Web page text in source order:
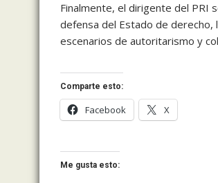
Finalmente, el dirigente del PRI
defensa del Estado de
escenarios de autoritarismo y
Comparte esto:
Facebook X
Me gusta esto: